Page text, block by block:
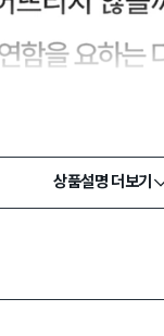
상품설명 더보기